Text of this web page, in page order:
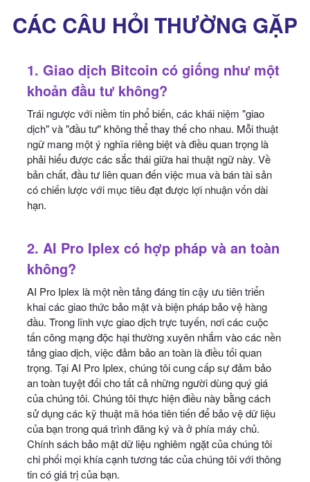
CÁC CÂU HỎI THƯỜNG GẶP
1. Giao dịch Bitcoin có giống như một
khoản đầu tư không?
Trái ngược với niềm tin phổ biến, các khái niệm "giao
dịch" và "đầu tư" không thể thay thế cho nhau. Mỗi thuật
ngữ mang một ý nghĩa riêng biệt và điều quan trọng là
phải hiểu được các sắc thái giữa hai thuật ngữ này. Về
bản chất, đầu tư liên quan đến việc mua và bán tài sản
có chiến lược với mục tiêu đạt được lợi nhuận vốn dài
hạn.
2. AI Pro Iplex có hợp pháp và an toàn
không?
AI Pro Iplex là một nền tảng đáng tin cậy ưu tiên triển
khai các giao thức bảo mật và biện pháp bảo vệ hàng
đầu. Trong lĩnh vực giao dịch trực tuyến, nơi các cuộc
tấn công mạng độc hại thường xuyên nhắm vào các nền
tảng giao dịch, việc đảm bảo an toàn là điều tối quan
trọng. Tại AI Pro Iplex, chúng tôi cung cấp sự đảm bảo
an toàn tuyệt đối cho tất cả những người dùng quý giá
của chúng tôi. Chúng tôi thực hiện điều này bằng cách
sử dụng các kỹ thuật mã hóa tiên tiến để bảo vệ dữ liệu
của bạn trong quá trình đăng ký và ở phía máy chủ.
Chính sách bảo mật dữ liệu nghiêm ngặt của chúng tôi
chi phối mọi khía cạnh tương tác của chúng tôi với thông
tin có giá trị của bạn.